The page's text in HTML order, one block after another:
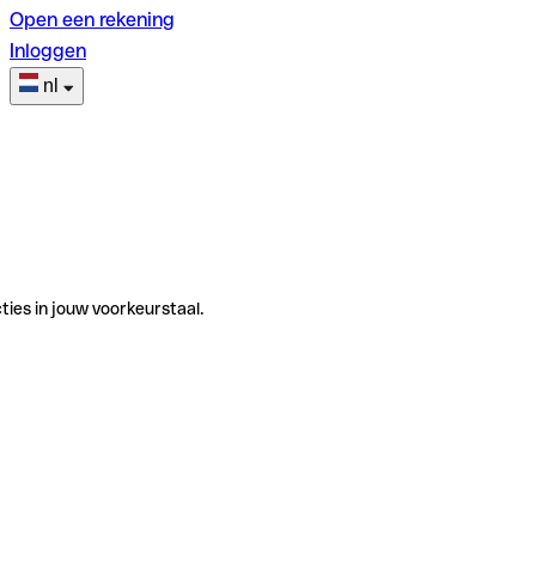
Open een rekening
Inloggen
nl
in jouw voorkeurstaal.